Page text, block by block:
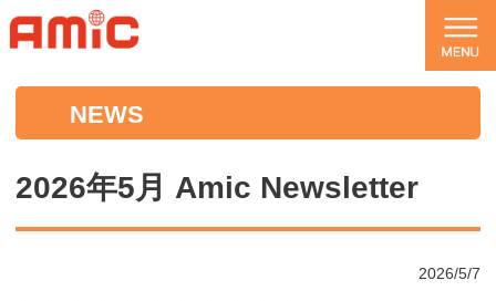
NEWS
2026年5月 Amic Newsletter
2026/5/7